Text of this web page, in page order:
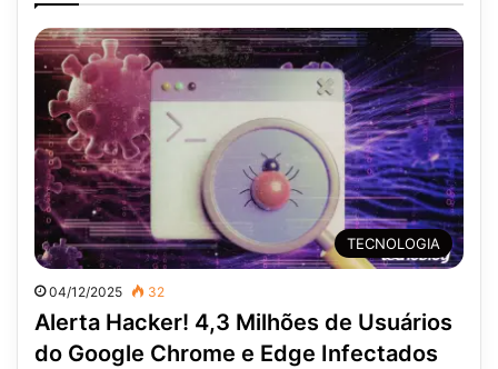
TECNOLOGIA
04/12/2025 32
Alerta Hacker! 4,3 Milhões de Usuários
do Google Chrome e Edge Infectados